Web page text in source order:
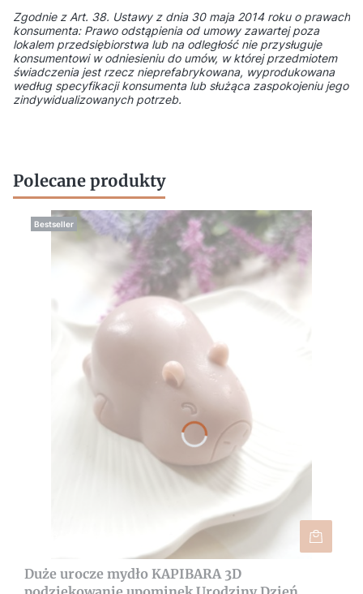
Zgodnie z Art. 38. Ustawy z dnia 30 maja 2014 roku o prawach
konsumenta: Prawo odstąpienia od umowy zawartej poza
lokalem przedsiębiorstwa lub na odległość nie przysługuje
konsumentowi w odniesieniu do umów, w której przedmiotem
świadczenia jest rzecz nieprefabrykowana, wyprodukowana
według specyfikacji konsumenta lub służąca zaspokojeniu jego
zindywidualizowanych potrzeb.
Polecane produkty
Bestseller
Duże urocze mydło KAPIBARA 3D